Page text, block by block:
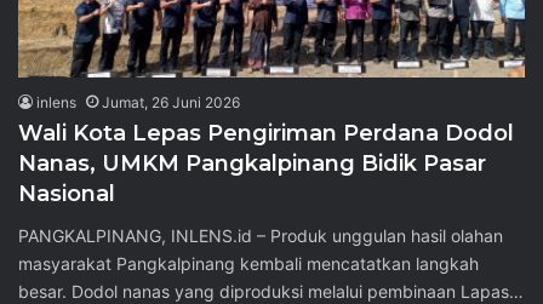
inlens Jumat, 26 Juni 2026
Wali Kota Lepas Pengiriman Perdana Dodol
Nanas, UMKM Pangkalpinang Bidik Pasar
Nasional
PANGKALPINANG, INLENS.id – Produk unggulan hasil olahan
masyarakat Pangkalpinang kembali mencatatkan langkah
besar. Dodol nanas yang diproduksi melalui pembinaan Lapas…